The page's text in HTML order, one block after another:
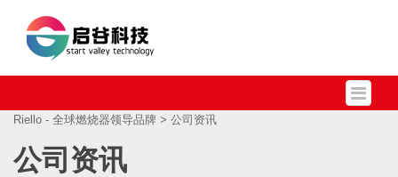
Riello - 全球燃烧器领导品牌 > 公司资讯
公司资讯